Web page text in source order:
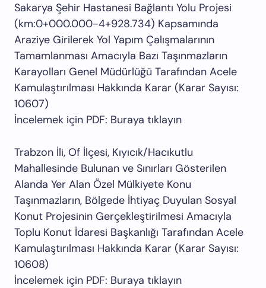
Sakarya Şehir Hastanesi Bağlantı Yolu Projesi
(km:0+000.000-4+928.734) Kapsamında
Araziye Girilerek Yol Yapım Çalışmalarının
Tamamlanması Amacıyla Bazı Taşınmazların
Karayolları Genel Müdürlüğü Tarafından Acele
Kamulaştırılması Hakkında Karar (Karar Sayısı:
10607)
İncelemek için PDF: Buraya tıklayın
Trabzon İli, Of İlçesi, Kıyıcık/Hacıkutlu
Mahallesinde Bulunan ve Sınırları Gösterilen
Alanda Yer Alan Özel Mülkiyete Konu
Taşınmazların, Bölgede İhtiyaç Duyulan Sosyal
Konut Projesinin Gerçekleştirilmesi Amacıyla
Toplu Konut İdaresi Başkanlığı Tarafından Acele
Kamulaştırılması Hakkında Karar (Karar Sayısı:
10608)
İncelemek için PDF: Buraya tıklayın